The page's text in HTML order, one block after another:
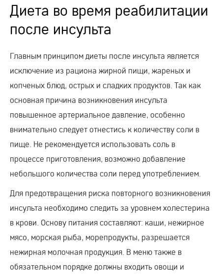
Диета во время реабилитации
после инсульта
Главным принципом диеты после инсульта является
исключение из рациона жирной пищи, жареных и
копченых блюд, острых и сладких продуктов. Так как
основная причина возникновения инсульта
повышенное артериальное давление, особенно
внимательно следует отнестись к количеству соли в
пище. Не рекомендуется использовать соль в
процессе приготовления, возможно добавление
небольшого количества соли перед употреблением.
Для предотвращения риска повторного возникновения
инсульта необходимо следить за уровнем холестерина
в крови. Основу питания составляют: каши, нежирное
мясо, морская рыба, морепродукты, разрешается
нежирная молочная продукция. В меню также в
обязательном порядке должны входить овощи и